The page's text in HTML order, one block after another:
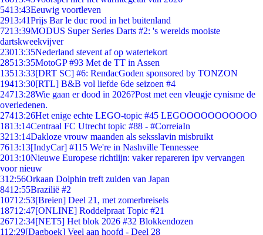
5413:43Eeuwig voortleven
2913:41Prijs Bar le duc rood in het buitenland
7213:39MODUS Super Series Darts #2: 's werelds mooiste
dartskweekvijver
23013:35Nederland stevent af op watertekort
28513:35MotoGP #93 Met de TT in Assen
13513:33[DRT SC] #6: RendacGoden sponsored by TONZON
19413:30[RTL] B&B vol liefde 6de seizoen #4
24713:28Wie gaan er dood in 2026?Post met een vleugje cynisme de
overledenen.
27413:26Het enige echte LEGO-topic #45 LEGOOOOOOOOOOO
1813:14Centraal FC Utrecht topic #88 - #CorreiaIn
3213:14Dakloze vrouw maanden als seksslavin misbruikt
7613:13[IndyCar] #115 We're in Nashville Tennessee
2013:10Nieuwe Europese richtlijn: vaker repareren ipv vervangen
voor nieuw
312:56Orkaan Dolphin treft zuiden van Japan
8412:55Brazilië #2
10712:53[Breien] Deel 21, met zomerbreisels
18712:47[ONLINE] Roddelpraat Topic #21
26712:34[NET5] Het blok 2026 #32 Blokkendozen
112:29[Dagboek] Veel aan hoofd - Deel 28